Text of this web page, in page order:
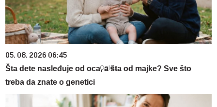
05. 08. 2026 06:45
Šta dete nasleđuje od oca, a šta od majke? Sve što
treba da znate o genetici